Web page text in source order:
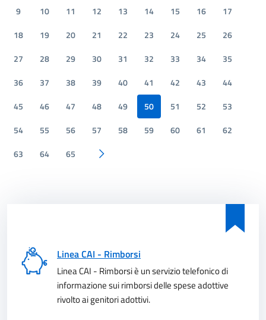
9
10 11 12 13 14 15 16
17
18
19 20 21 22 23 24 25
26
27
28 29 30 31 32 33 34
35
36
37 38 39 40 41 42 43
44
45
46 47 48 49 50 51 52
53
54
55 56 57 58 59 60 61
62
63
64 65 Pagina successiva
Linea CAI - Rimborsi
Linea CAI - Rimborsi è un servizio telefonico di
informazione sui rimborsi delle spese adottive
rivolto ai genitori adottivi.